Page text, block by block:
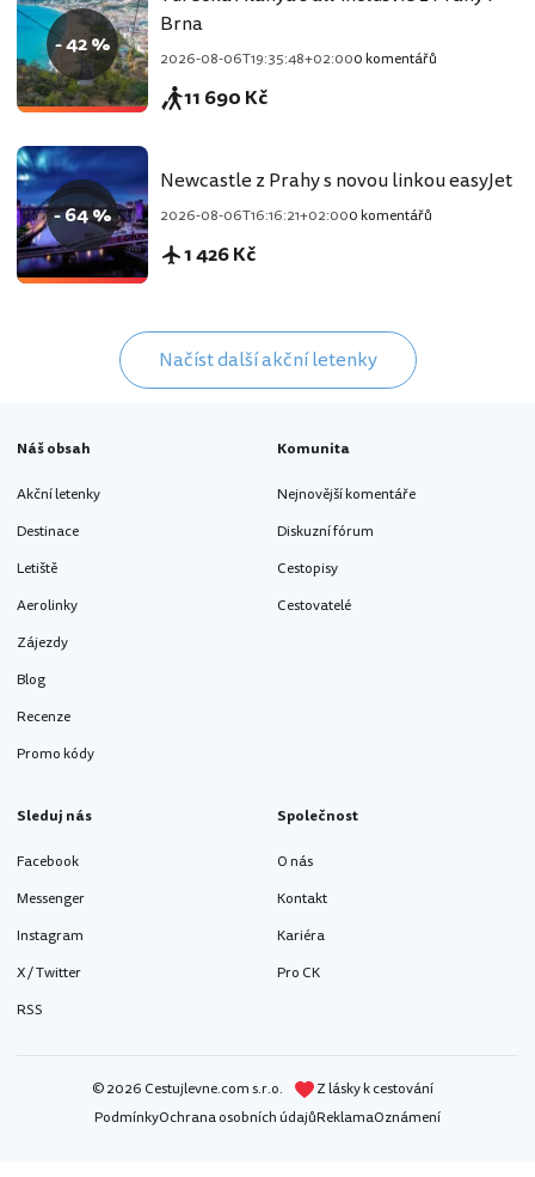
- 42 %
Brna
2026-08-06T19:35:48+02:000 komentářů
11 690 Kč
- 64 %
Newcastle z Prahy s novou linkou easyJet
2026-08-06T16:16:21+02:000 komentářů
1 426 Kč
Načíst další akční letenky
Náš obsah
Akční letenky
Destinace
Letiště
Aerolinky
Zájezdy
Blog
Recenze
Promo kódy
Komunita
Nejnovější komentáře
Diskuzní fórum
Cestopisy
Cestovatelé
Sleduj nás
Facebook
Messenger
Instagram
X / Twitter
RSS
Společnost
O nás
Kontakt
Kariéra
Pro CK
© 2026 Cestujlevne.com s.r.o.
Z lásky k cestování
PodmínkyOchrana osobních údajůReklamaOznámení